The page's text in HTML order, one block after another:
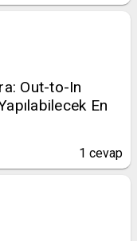
Out-to-In
En
1 cevap